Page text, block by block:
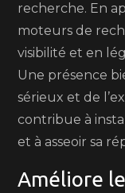
recherche. En
moteurs de
visibilité et en
Une présence
sérieux et de
contribue à
et à asseoir sa
Améliore